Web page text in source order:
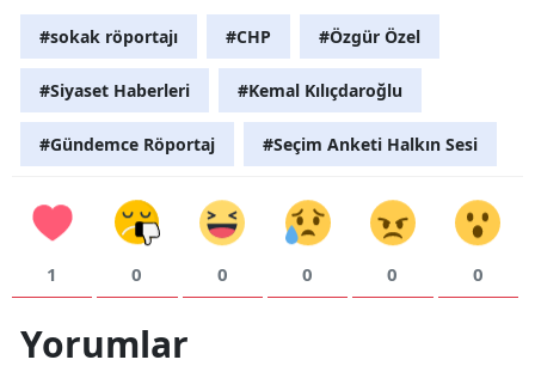
#sokak röportajı #CHP #Özgür Özel
#Siyaset Haberleri #Kemal Kılıçdaroğlu
#Gündemce Röportaj #Seçim Anketi Halkın Sesi
1 0 0 0 0 0
Yorumlar